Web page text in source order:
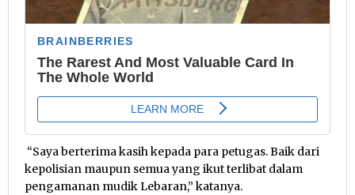
“Saya berterima kasih kepada para petugas. Baik dari
kepolisian maupun semua yang ikut terlibat dalam
pengamanan mudik Lebaran,” katanya.